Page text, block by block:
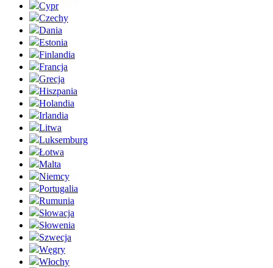
Cypr
Czechy
Dania
Estonia
Finlandia
Francja
Grecja
Hiszpania
Holandia
Irlandia
Litwa
Luksemburg
Łotwa
Malta
Niemcy
Portugalia
Rumunia
Słowacja
Słowenia
Szwecja
Węgry
Włochy